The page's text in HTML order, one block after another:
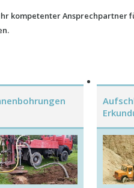
kompetenter Ansprechpartner